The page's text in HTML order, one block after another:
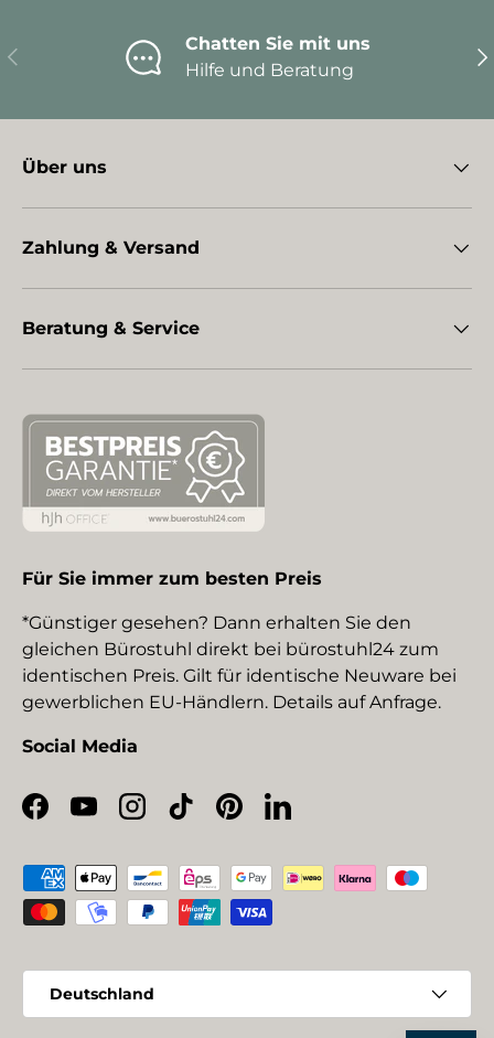
Vorherige
Chatten Sie mit uns
Hilfe und Beratung
Über uns
Zahlung & Versand
Beratung & Service
Für Sie immer zum besten Preis
*Günstiger gesehen? Dann erhalten Sie den
gleichen Bürostuhl direkt bei bürostuhl24 zum
identischen Preis. Gilt für identische Neuware bei
gewerblichen EU-Händlern. Details auf Anfrage.
Social Media
Facebook
YouTubeInstagram
TikTokPinterestLinkedIn
Zahlungsmethoden
Deutschland